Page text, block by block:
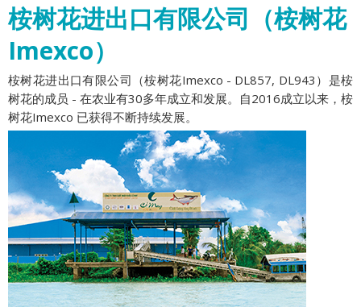
桉树花进出口有限公司（桉树花
Imexco）
桉树花进出口有限公司（桉树花Imexco - DL857, DL943）是桉
树花的成员 - 在农业有30多年成立和发展。自2016成立以来，桉
树花Imexco 已获得不断持续发展。